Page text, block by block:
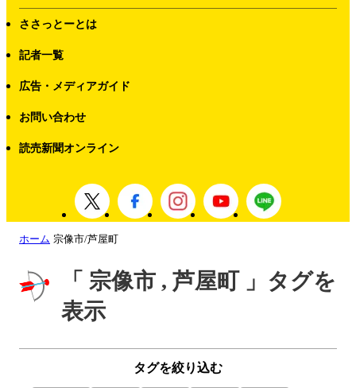
ささっとーとは
記者一覧
広告・メディアガイド
お問い合わせ
読売新聞オンライン
ホーム 宗像市/芦屋町
「 宗像市 , 芦屋町 」タグを
表示
タグを絞り込む